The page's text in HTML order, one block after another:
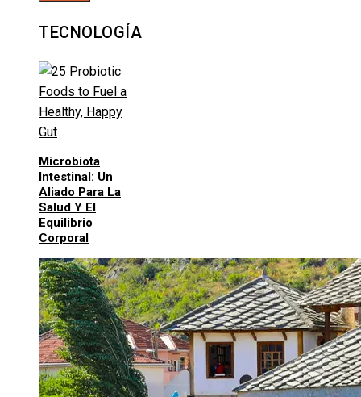
TECNOLOGÍA
Microbiota
Intestinal: Un
Aliado Para La
Salud Y El
Equilibrio
Corporal